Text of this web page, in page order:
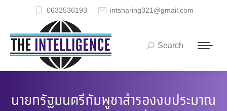
0632536193 intsharing321@gmail.com
Search:
Search
นายกรัฐมนตรีกัมพูชาสำรองงบประมาณ